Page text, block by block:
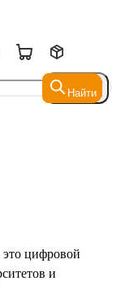
Найти
Найти
цифровой
и